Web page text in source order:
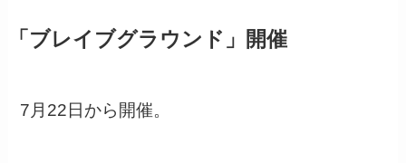
「ブレイブグラウンド」開催
7月22日から開催。